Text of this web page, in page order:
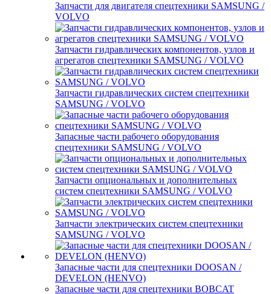
Запчасти для двигателя спецтехники SAMSUNG /
VOLVO
Запчасти гидравлических компонентов, узлов и
агрегатов спецтехники SAMSUNG / VOLVO
Запчасти гидравлических систем спецтехники
SAMSUNG / VOLVO
Запасные части рабочего оборудования
спецтехники SAMSUNG / VOLVO
Запчасти опциональных и дополнительных
систем спецтехники SAMSUNG / VOLVO
Запчасти электрических систем спецтехники
SAMSUNG / VOLVO
Запасные части для спецтехники DOOSAN /
DEVELON (HENVO)
Запасные части для спецтехники BOBCAT